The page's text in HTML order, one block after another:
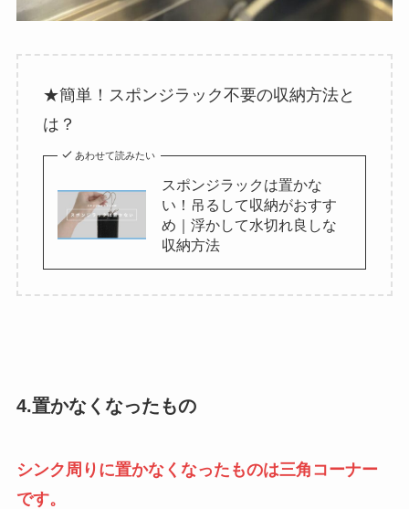
★簡単！スポンジラック不要の収納方法と
は？
あわせて読みたい
スポンジラックは置かな
い！吊るして収納がおすす
め｜浮かして水切れ良しな
収納方法
4.置かなくなったもの
シンク周りに置かなくなったものは三角コーナー
です。